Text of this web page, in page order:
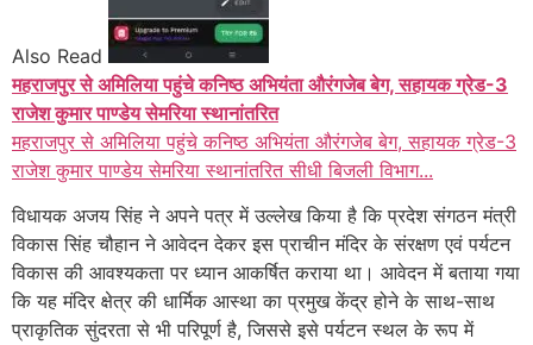
Also Read
महराजपुर से अमिलिया पहुंचे कनिष्ठ अभियंता औरंगजेब बेग, सहायक ग्रेड-3
राजेश कुमार पाण्डेय सेमरिया स्थानांतरित
महराजपुर से अमिलिया पहुंचे कनिष्ठ अभियंता औरंगजेब बेग, सहायक ग्रेड-3
राजेश कुमार पाण्डेय सेमरिया स्थानांतरित सीधी बिजली विभाग...
विधायक अजय सिंह ने अपने पत्र में उल्लेख किया है कि प्रदेश संगठन मंत्री
विकास सिंह चौहान ने आवेदन देकर इस प्राचीन मंदिर के संरक्षण एवं पर्यटन
विकास की आवश्यकता पर ध्यान आकर्षित कराया था। आवेदन में बताया गया
कि यह मंदिर क्षेत्र की धार्मिक आस्था का प्रमुख केंद्र होने के साथ-साथ
प्राकृतिक सुंदरता से भी परिपूर्ण है, जिससे इसे पर्यटन स्थल के रूप में